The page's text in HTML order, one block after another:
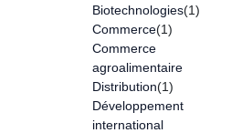
Biotechnologies(1)
Commerce(1)
Commerce
agroalimentaire
Distribution(1)
Développement
international